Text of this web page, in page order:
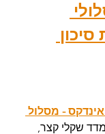
7 מסלולי
- מסלול
שקלי קצר,